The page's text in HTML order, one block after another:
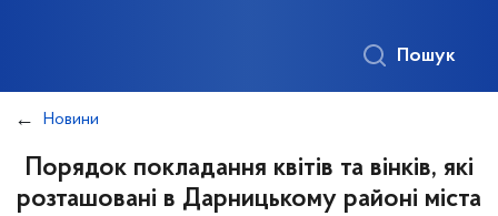
Пошук
Новини
Порядок покладання квітів та вінків, які
розташовані в Дарницькому районі міста